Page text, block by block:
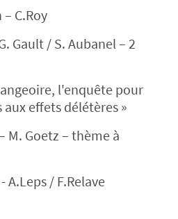
C.Roy
Gault / S. Aubanel – 2
l'enquête pour
effets délétères »
M. Goetz – thème à
A.Leps / F.Relave